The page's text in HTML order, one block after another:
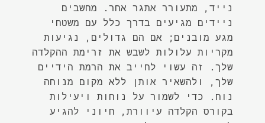
נייד, מתעורר אתגר אחר. מחשבים
ניידים מגיעים בדרך כלל עם משטחי
מגע מובנים; אם הם גדולים, נגיעות
מקריות עלולות לשבש את זרימת ההקלדה
שלך. זה עשוי לחייב את הרמת הידיים
שלך, ולהשאיר אותן ללא מקום מנוחה
נוח. כדי לשמור על נוחות ויעילות
בקורס הקלדה עיוורת, חיוני להגיע